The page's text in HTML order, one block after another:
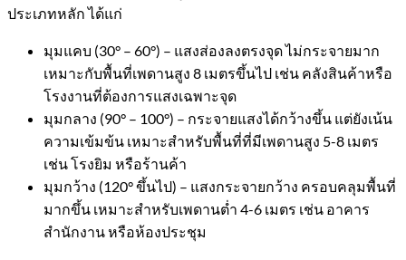
ประเภทหลัก ได้แก่
มุมแคบ (30° – 60°) – แสงส่องลงตรงจุด ไม่กระจายมาก
เหมาะกับพื้นที่เพดานสูง 8 เมตรขึ้นไป เช่น คลังสินค้าหรือ
โรงงานที่ต้องการแสงเฉพาะจุด
มุมกลาง (90° – 100°) – กระจายแสงได้กว้างขึ้น แต่ยังเน้น
ความเข้มข้น เหมาะสำหรับพื้นที่ที่มีเพดานสูง 5-8 เมตร
เช่น โรงยิม หรือร้านค้า
มุมกว้าง (120° ขึ้นไป) – แสงกระจายกว้าง ครอบคลุมพื้นที่
มากขึ้น เหมาะสำหรับเพดานต่ำ 4-6 เมตร เช่น อาคาร
สำนักงาน หรือห้องประชุม